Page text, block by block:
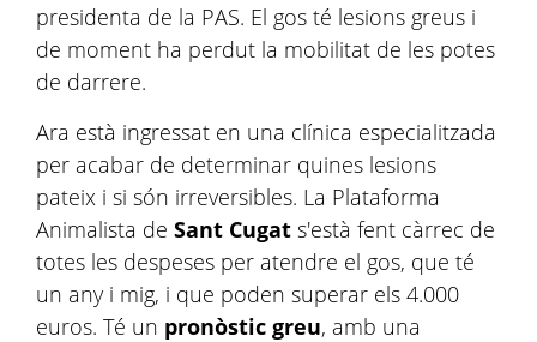
presidenta de la PAS. El gos té lesions greus i
de moment ha perdut la mobilitat de les potes
de darrere.
Ara està ingressat en una clínica especialitzada
per acabar de determinar quines lesions
pateix i si són irreversibles. La Plataforma
Animalista de Sant Cugat s'està fent càrrec de
totes les despeses per atendre el gos, que té
un any i mig, i que poden superar els 4.000
euros. Té un pronòstic greu, amb una